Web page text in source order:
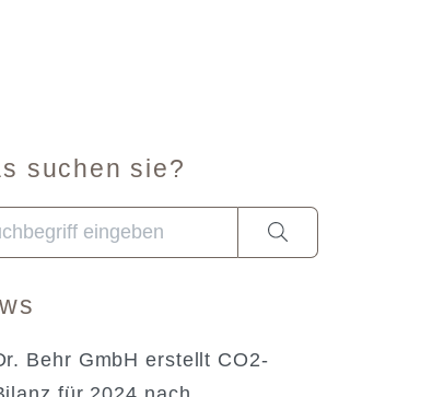
suchen sie?
die Ergebnisse der automatischen
Behr GmbH erstellt CO2-